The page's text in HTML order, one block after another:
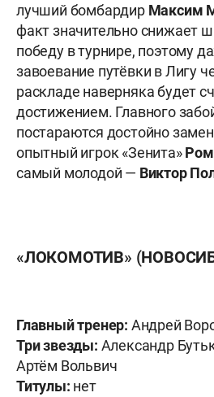
лучший бомбардир Максим
факт значительно снижает
победу в турнире, поэтому
завоевание путёвки в Лигу
раскладе наверняка будет
достижением. Главного
постараются достойно
опытный игрок «Зенита»
самый молодой — Виктор
«ЛОКОМОТИВ»
Главный тренер: Андрей
Три звезды: Александр
Артём Вольвич
Титулы: нет